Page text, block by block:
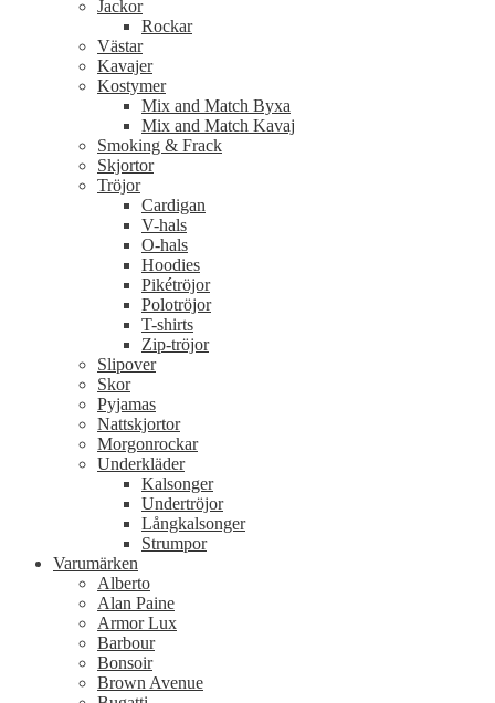
Jackor
Rockar
Västar
Kavajer
Kostymer
Mix and Match Byxa
Mix and Match Kavaj
Smoking & Frack
Skjortor
Tröjor
Cardigan
V-hals
O-hals
Hoodies
Pikétröjor
Polotröjor
T-shirts
Zip-tröjor
Slipover
Skor
Pyjamas
Nattskjortor
Morgonrockar
Underkläder
Kalsonger
Undertröjor
Långkalsonger
Strumpor
Varumärken
Alberto
Alan Paine
Armor Lux
Barbour
Bonsoir
Brown Avenue